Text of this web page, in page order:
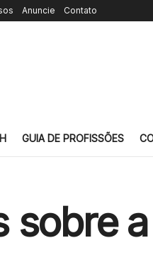
Anuncie Contato
GUIA DE PROFISSÕES
sobre